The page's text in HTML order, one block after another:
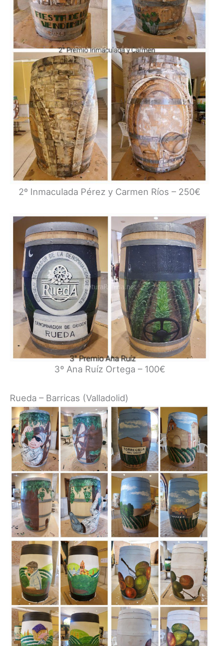
2º Inmaculada Pérez y Carmen Ríos – 250€
3º Ana Ruíz Ortega – 100€
Rueda – Barricas (Valladolid)